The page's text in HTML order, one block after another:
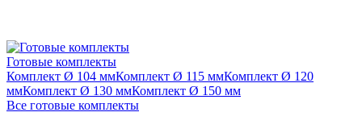
Готовые комплекты
Комплект Ø 104 ммКомплект Ø 115 ммКомплект Ø 120
ммКомплект Ø 130 ммКомплект Ø 150 мм
Все готовые комплекты